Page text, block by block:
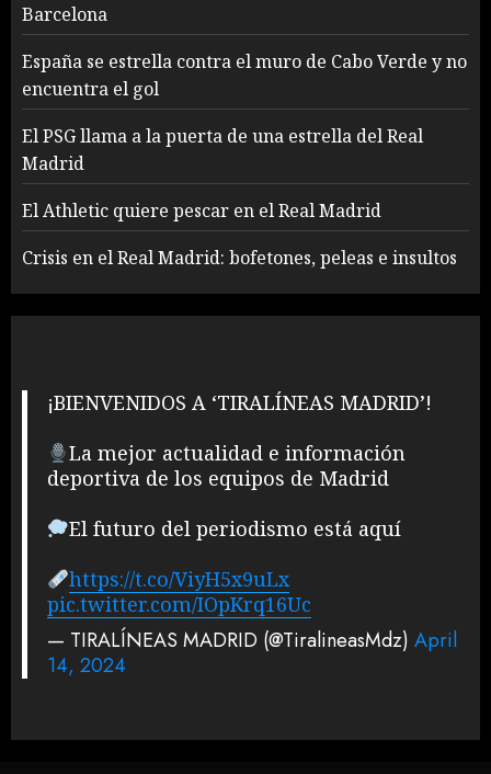
Barcelona
España se estrella contra el muro de Cabo Verde y no
encuentra el gol
El PSG llama a la puerta de una estrella del Real
Madrid
El Athletic quiere pescar en el Real Madrid
Crisis en el Real Madrid: bofetones, peleas e insultos
¡BIENVENIDOS A ‘TIRALÍNEAS MADRID’!
La mejor actualidad e información
deportiva de los equipos de Madrid
El futuro del periodismo está aquí
https://t.co/ViyH5x9uLx
pic.twitter.com/IOpKrq16Uc
— TIRALÍNEAS MADRID (@TiralineasMdz) April
14, 2024